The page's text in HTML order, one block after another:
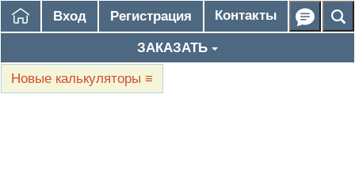
Вход Регистрация Контакты
ЗАКАЗАТЬ
Новые калькуляторы ≡